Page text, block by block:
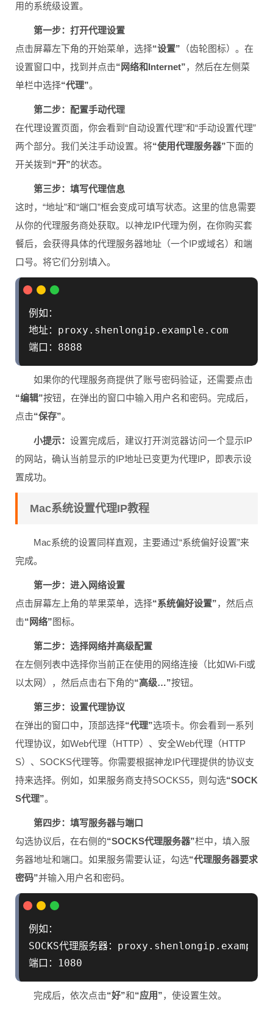
用的系统级设置。
第一步：打开代理设置
点击屏幕左下角的开始菜单，选择“设置” （齿轮图标）。在
设置窗口中，找到并点击“网络和Internet”，然后在左侧菜
单栏中选择“代理”。
第二步：配置手动代理
在代理设置页面，你会看到“自动设置代理”和“手动设置代理”
两个部分。我们关注手动设置。将“使用代理服务器”下面的
开关拨到 “开”的状态。
第三步：填写代理信息
这时，“地址”和“端口”框会变成可填写状态。这里的信息需要
从你的代理服务商处获取。以神龙IP代理为例，在你购买套
餐后，会获得具体的代理服务器地址（一个IP或域名）和端
口号。将它们分别填入。
例如：
地址：proxy.shenlongip.example.com
如果你的代理服务商提供了账号密码验证，还需要点击
“编辑”按钮，在弹出的窗口中输入用户名和密码。完成后，
点击“保存”。
小提示： 设置完成后，建议打开浏览器访问一个显示IP
的网站，确认当前显示的IP地址已变更为代理IP，即表示设
置成功。
Mac系统设置代理IP教程
Mac系统的设置同样直观，主要通过“系统偏好设置”来
完成。
第一步：进入网络设置
点击屏幕左上角的苹果菜单，选择“系统偏好设置”，然后点
击“网络”图标。
第二步：选择网络并高级配置
在左侧列表中选择你当前正在使用的网络连接（比如Wi-Fi或
以太网），然后点击右下角的“高级…”按钮。
第三步：设置代理协议
在弹出的窗口中，顶部选择“代理”选项卡。你会看到一系列
代理协议，如Web代理（HTTP）、安全Web代理（HTTP
S）、SOCKS代理等。你需要根据神龙IP代理提供的协议支
持来选择。例如，如果服务商支持SOCKS5，则勾选“SOCK
S代理”。
第四步：填写服务器与端口
勾选协议后，在右侧的“SOCKS代理服务器”栏中，填入服
务器地址和端口。如果服务需要认证，勾选“代理服务器要求
密码”并输入用户名和密码。
例如：
SOCKS代理服务器：
完成后，依次点击“好”和“应用”，使设置生效。